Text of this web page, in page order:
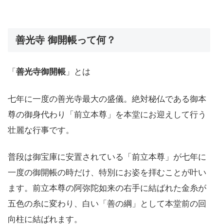
善光寺 御開帳って何？
「 善光寺御開帳 」とは
七年に一度の善光寺最大の盛儀。絶対秘仏である御本
尊の御身代わり「前立本尊」を本堂にお迎えして行う
壮麗な行事です。
普段は御宝庫に安置されている「前立本尊」が七年に
一度の御開帳の時だけ、特別にお姿を拝むことが叶い
ます。前立本尊の阿弥陀如来の右手に結ばれた金糸が
五色の糸に変わり、白い「善の綱」として本堂前の回
向柱に結ばれます。